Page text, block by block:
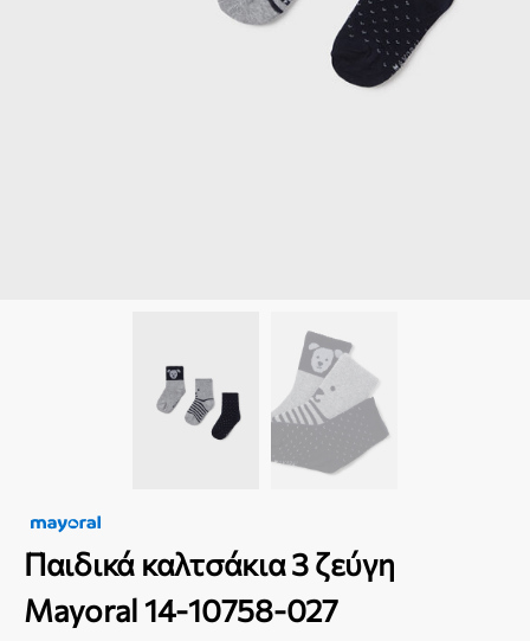
Παιδικά καλτσάκια 3 ζεύγη
Mayoral 14-10758-027